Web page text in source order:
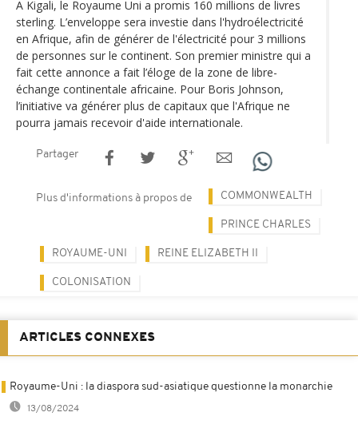
A Kigali, le Royaume Uni a promis 160 millions de livres
sterling. L’enveloppe sera investie dans l'hydroélectricité
en Afrique, afin de générer de l'électricité pour 3 millions
de personnes sur le continent. Son premier ministre qui a
fait cette annonce a fait l’éloge de la zone de libre-
échange continentale africaine. Pour Boris Johnson,
l’initiative va générer plus de capitaux que l'Afrique ne
pourra jamais recevoir d'aide internationale.
Partager
Plus d'informations à propos de COMMONWEALTH
PRINCE CHARLES
ROYAUME-UNI REINE ELIZABETH II
COLONISATION
ARTICLES CONNEXES
Royaume-Uni : la diaspora sud-asiatique questionne la monarchie
13/08/2024